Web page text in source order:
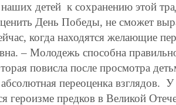
детей к сохранению этой
ценить День Победы, не сможет
когда находятся желающие
– Молодежь способна
повисла после просмотра
переоценка взглядов.
героизме предков в Великой